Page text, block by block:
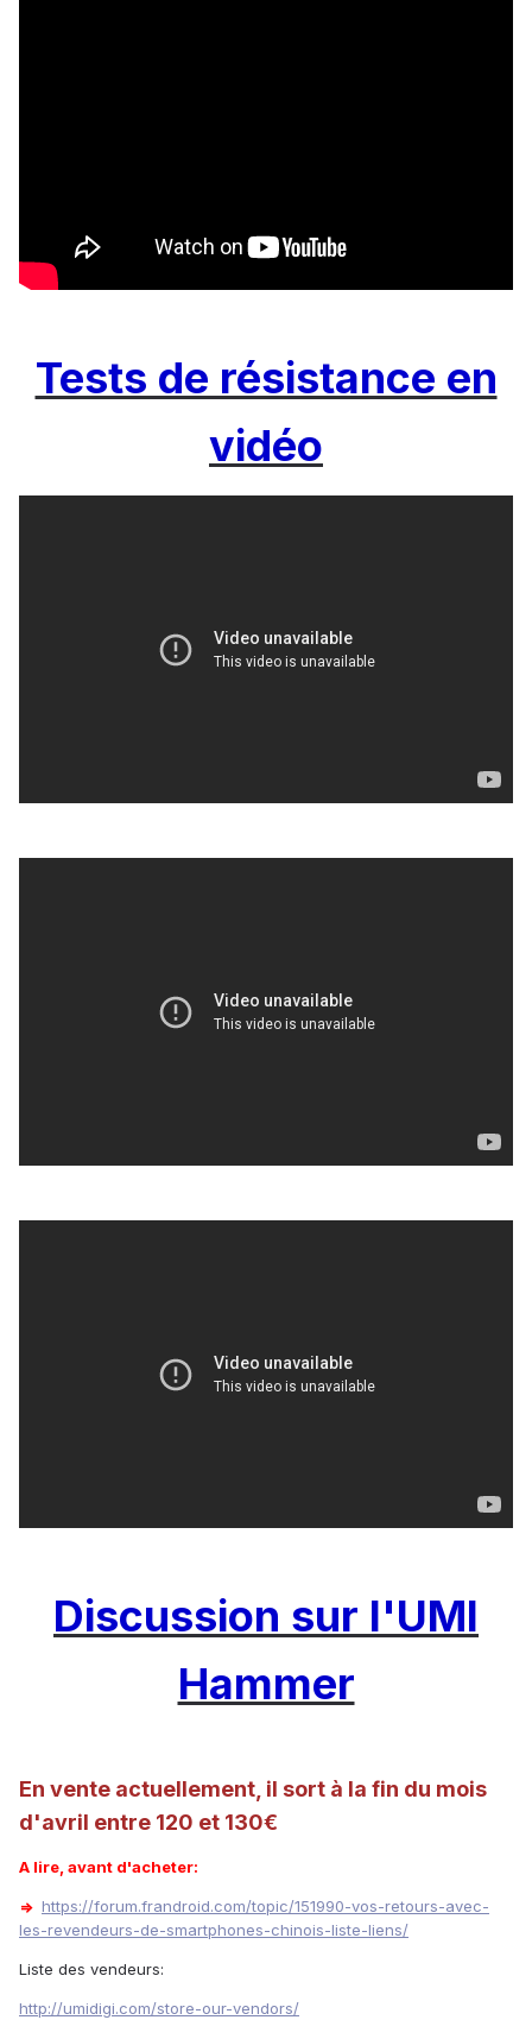
Tests de résistance en
vidéo
Discussion sur l'UMI
Hammer
En vente actuellement, il sort à la fin du mois
d'avril entre 120 et 130€
A lire, avant d'acheter:
=> https://forum.frandroid.com/topic/151990-vos-retours-avec-
les-revendeurs-de-smartphones-chinois-liste-liens/
Liste des vendeurs:
http://umidigi.com/store-our-vendors/